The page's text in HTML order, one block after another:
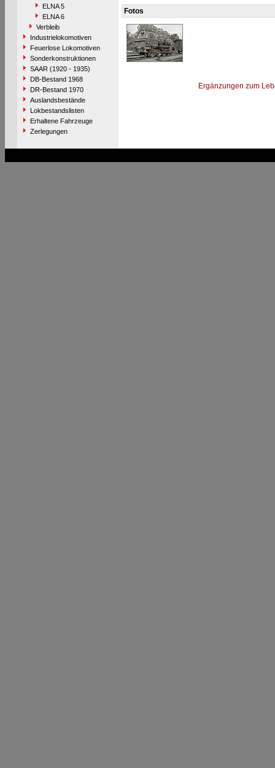
ELNA 5
ELNA 6
Verbleib
Industrielokomotiven
Feuerlose Lokomotiven
Sonderkonstruktionen
SAAR (1920 - 1935)
DB-Bestand 1968
DR-Bestand 1970
Auslandsbestände
Lokbestandslisten
Erhaltene Fahrzeuge
Zerlegungen
Fotos
Ergänzungen zum